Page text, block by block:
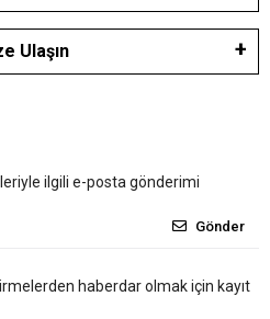
Ulaşın
ilgili e-posta gönderimi
Gönder
haberdar olmak için kayıt